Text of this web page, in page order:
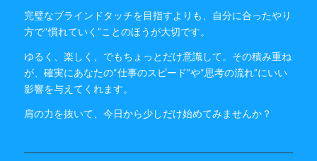
完璧なブラインドタッチを目指すよりも、自分に合ったやり
方で“慣れていく”ことのほうが大切です。
ゆるく、楽しく、でもちょっとだけ意識して。その積み重ね
が、確実にあなたの“仕事のスピード”や“思考の流れ”にいい
影響を与えてくれます。
肩の力を抜いて、今日から少しだけ始めてみませんか？